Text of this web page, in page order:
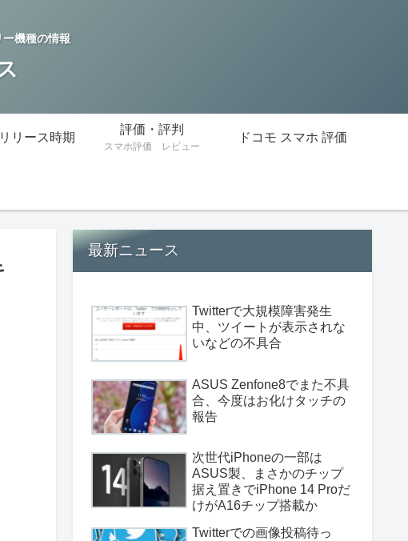
機種の情報
リース時期
評価・評判
スマホ評価 レビュー
ドコモ スマホ 評価
最新ニュース
Twitterで大規模障害発生
中、ツイートが表示されな
いなどの不具合
ASUS Zenfone8でまた不具
合、今度はお化けタッチの
報告
次世代iPhoneの一部は
ASUS製、まさかのチップ
据え置きでiPhone 14 Proだ
けがA16チップ搭載か
Twitterでの画像投稿待っ